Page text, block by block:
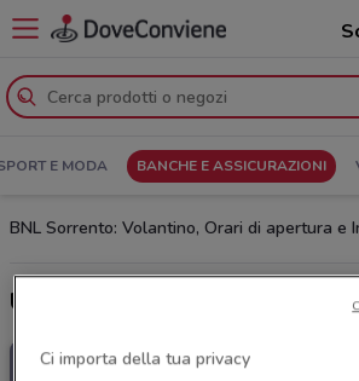
E MODA BANCHE E ASSICURAZIONI
BNL Sorrento: Volantino, Orari di apertura e
Ultime offerte del volantino
Ci importa della tua privacy